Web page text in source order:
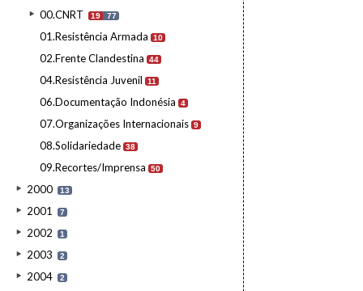
00.CNRT 19 77
01.Resistência Armada 10
02.Frente Clandestina 44
04.Resistência Juvenil 11
06.Documentação Indonésia 4
07.Organizações Internacionais 9
08.Solidariedade 38
09.Recortes/Imprensa 50
2000 13
2001 7
2002 1
2003 2
2004 2